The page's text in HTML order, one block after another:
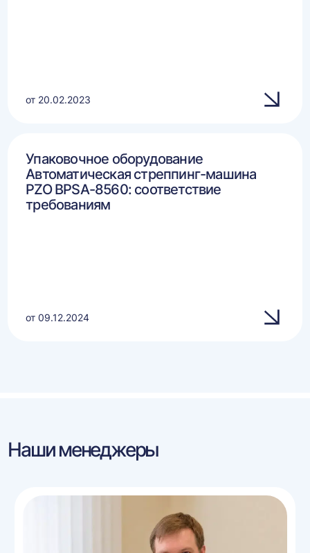
от 20.02.2023
Упаковочное оборудование
Автоматическая стреппинг-машина
PZO BPSA-8560: соответствие
требованиям
от 09.12.2024
Наши менеджеры